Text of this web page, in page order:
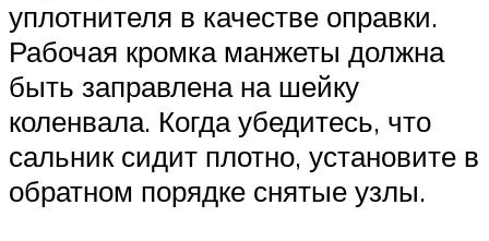
уплотнителя в качестве оправки.
Рабочая кромка манжеты должна
быть заправлена на шейку
коленвала. Когда убедитесь, что
сальник сидит плотно, установите в
обратном порядке снятые узлы.